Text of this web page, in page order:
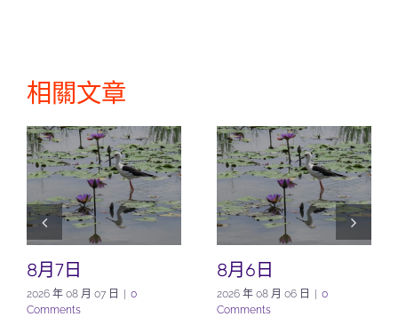
相關文章
8月7日
2026 年 08 月 07 日
0
Comments
8月6日
2026 年 08 月 06 日
0
Comments